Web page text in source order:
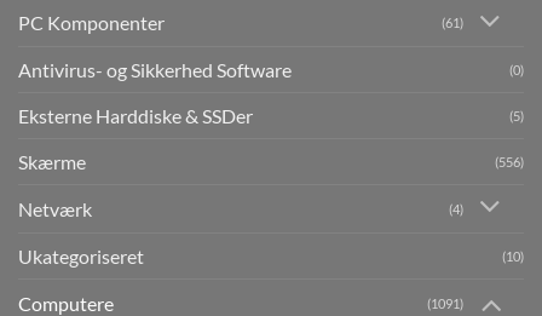
PC Komponenter (61)
Antivirus- og Sikkerhed Software (0)
Eksterne Harddiske & SSDer (5)
Skærme (556)
Netværk (4)
Ukategoriseret (10)
Computere (1091)